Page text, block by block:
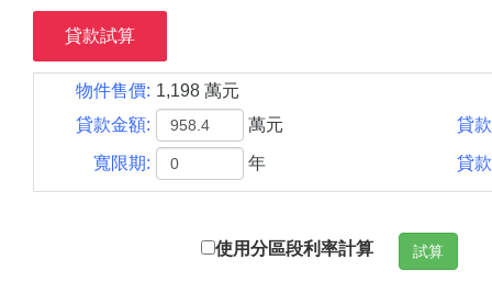
貸款試算
物件售價: 1,198 萬元
貸款金額:
萬元 貸
寬限期: 年 貸
使用分區段利率計算 試算